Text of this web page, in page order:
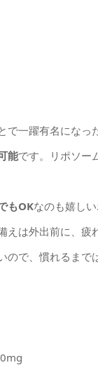
で一躍有名にな
能です。リポソー
もOKなのも嬉し
えは外出前に、
ので、慣れるま